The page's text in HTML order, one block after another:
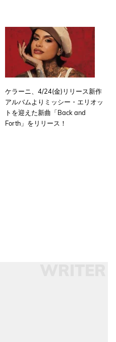
ケラーニ、4/24(金)リリース新作
アルバムよりミッシー・エリオッ
トを迎えた新曲「Back and
Forth」をリリース！